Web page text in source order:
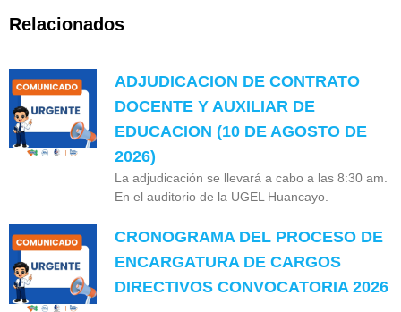
Relacionados
ADJUDICACION DE CONTRATO
DOCENTE Y AUXILIAR DE
EDUCACION (10 DE AGOSTO DE
2026)
La adjudicación se llevará a cabo a las 8:30 am.
En el auditorio de la UGEL Huancayo.
CRONOGRAMA DEL PROCESO DE
ENCARGATURA DE CARGOS
DIRECTIVOS CONVOCATORIA 2026